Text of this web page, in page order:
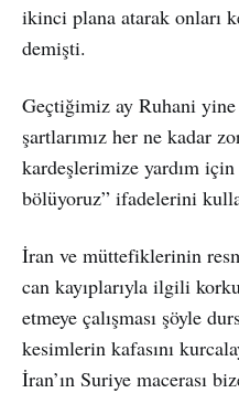
ikinci plana atarak onları
demişti.
Geçtiğimiz ay Ruhani yine
şartlarımız her ne kadar
kardeşlerimize yardım
bölüyoruz” ifadelerini
İran ve müttefiklerinin
can kayıplarıyla ilgili
etmeye çalışması şöyle
kesimlerin kafasını
İran’ın Suriye macerası